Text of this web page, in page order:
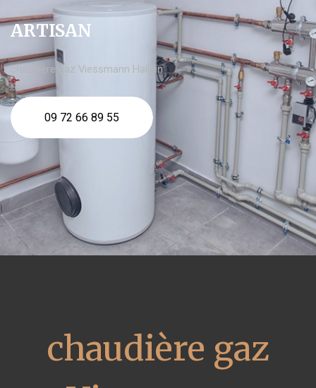
ARTISAN
chaudière gaz Viessmann Halluin
09 72 66 89 55
chaudière gaz